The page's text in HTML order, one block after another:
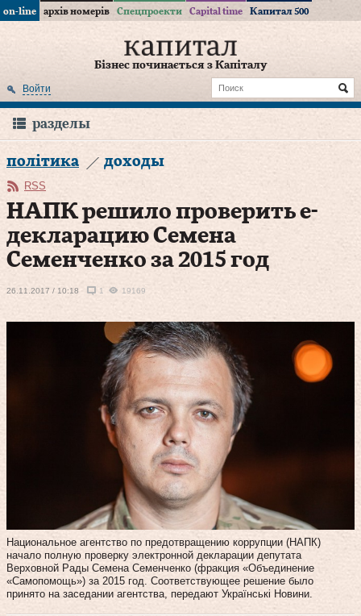
on-line архів номерів Спецпроекти Capital time Капитал 500
Бізнес починається з Капіталу
Войти
разделы
політика доходы
RSS
НАПК решило проверить е-
декларацию Семена
Семенченко за 2015 год
26.11.2017 / 10:18 1 19169
Национальное агентство по предотвращению коррупции (НАПК)
начало полную проверку электронной декларации депутата
Верховной Рады Семена Семенченко (фракция «Объединение
«Самопомощь») за 2015 год. Соответствующее решение было
принято на заседании агентства, передают Українські Новини.